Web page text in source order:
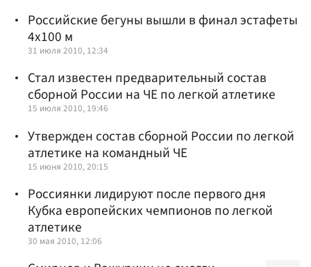
Российские бегуны вышли в финал эстафеты
4х100 м
31 июля 2010, 12:34
Стал известен предварительный состав
сборной России на ЧЕ по легкой атлетике
15 июля 2010, 19:46
Утвержден состав сборной России по легкой
атлетике на командный ЧЕ
15 июня 2010, 20:15
Россиянки лидируют после первого дня
Кубка европейских чемпионов по легкой
атлетике
30 мая 2010, 12:06